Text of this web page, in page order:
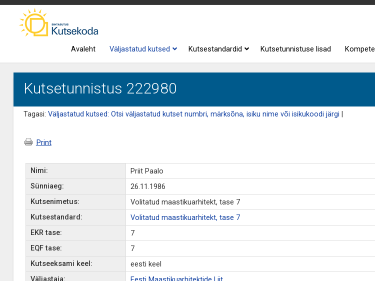
Avaleht Väljastatud kutsed Kutsestandardid Kutsetunnistuse lisad
Kutsetunnistus 222980
Tagasi: Väljastatud kutsed: Otsi väljastatud kutset numbri, märksõna, isiku nime või isikukoodi järgi
Print
Nimi:
Priit Paalo
Sünniaeg:
26.11.1986
Kutsenimetus:
Volitatud maastikuarhitekt, tase 7
Kutsestandard:
Volitatud maastikuarhitekt, tase 7
EKR tase:
7
EQF tase:
7
Kutseeksami keel:
eesti keel
Väljastaja: